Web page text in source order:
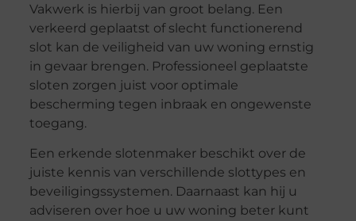
Vakwerk is hierbij van groot belang. Een
verkeerd geplaatst of slecht functionerend
slot kan de veiligheid van uw woning ernstig
in gevaar brengen. Professioneel geplaatste
sloten zorgen juist voor optimale
bescherming tegen inbraak en ongewenste
toegang.
Een erkende slotenmaker beschikt over de
juiste kennis van verschillende slottypes en
beveiligingssystemen. Daarnaast kan hij u
adviseren over hoe u uw woning beter kunt